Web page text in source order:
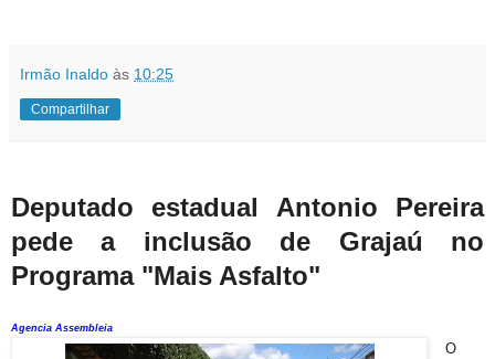
Irmão Inaldo às 10:25
Compartilhar
Deputado estadual Antonio Pereira
pede a inclusão de Grajaú no
Programa "Mais Asfalto"
Agencia Assembleia
O